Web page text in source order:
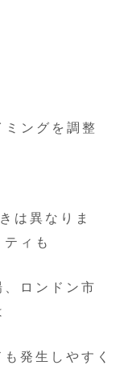
ングを調整
は異なりま
ィも
ロンドン市
発生しやすく